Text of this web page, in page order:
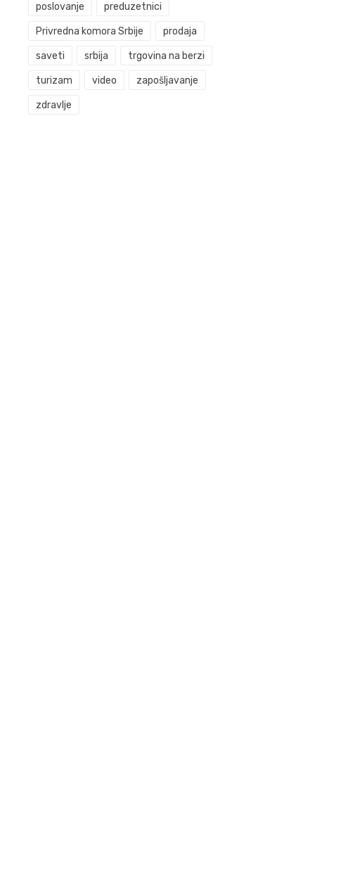
poslovanje preduzetnici
Privredna komora Srbije prodaja
saveti srbija trgovina na berzi
turizam video zapošljavanje
zdravlje